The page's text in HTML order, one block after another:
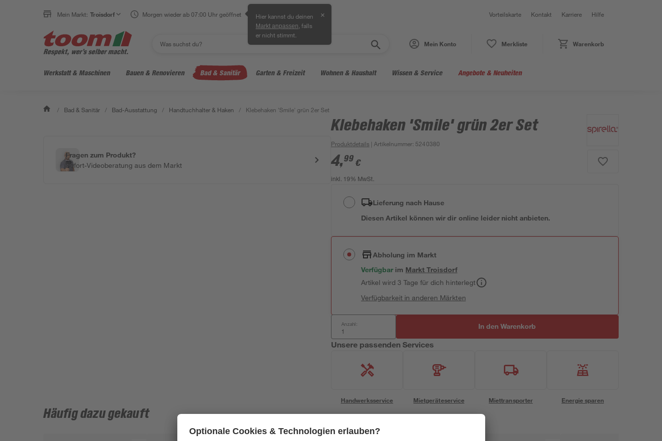
Mein Markt: Troisdorf Morgen wieder ab 07:00 Uhr geöffnet Hier kannst du deinen
Markt anpassen , falls
er nicht stimmt.
✕ Vorteilskarte Kontakt Karriere Hilfe
Mein Konto Merkliste Warenkorb
Werkstatt & Maschinen Bauen & Renovieren Bad & Sanitär Garten & Freizeit Wohnen & Haushalt Wissen & Service Angebote & Neuheiten
/ Bad & Sanitär / Bad-Ausstattung / Handtuchhalter & Haken / Klebehaken 'Smile' grün 2er Set
Fragen zum Produkt?
Sofort-Videoberatung aus dem Markt
Klebehaken 'Smile' grün 2er Set
Produktdetails | Artikelnummer: 5240380
4,99 €
inkl. 19% MwSt.
Lieferung nach Hause
Diesen Artikel können wir dir online leider nicht anbieten.
Abholung im Markt
Verfügbar im MarktTroisdorf
Artikel wird 3 Tage für dich hinterlegt
Verfügbarkeit in anderen Märkten
Anzahl: In den Warenkorb
Unsere passenden Services
Handwerksservice Mietgeräteservice Miettransporter Energie sparen
Häufig dazu gekauft